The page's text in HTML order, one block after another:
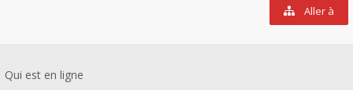
Aller à
Qui est en ligne